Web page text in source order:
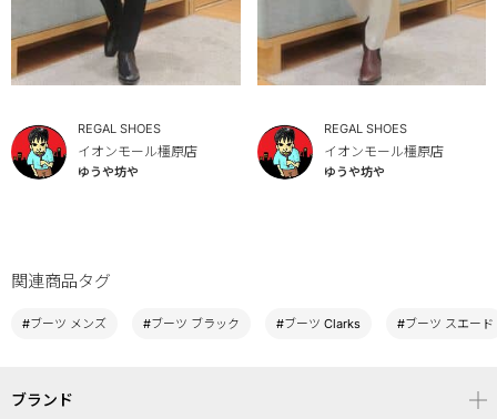
REGAL SHOES
イオンモール橿原店
ゆうや坊や
REGAL SHOES
イオンモール橿原店
ゆうや坊や
関連商品タグ
#ブーツ メンズ #ブーツ ブラック #ブーツ Clarks #ブーツ スエード
ブランド